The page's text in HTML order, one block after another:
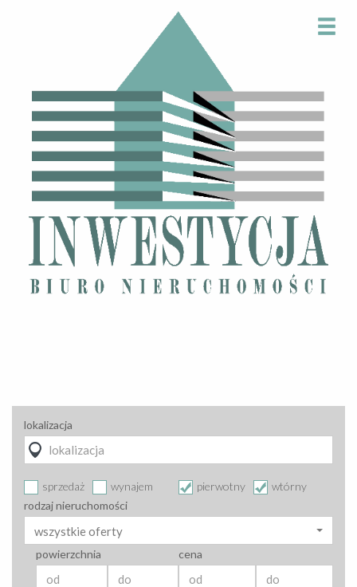
lokalizacja
sprzedaż wynajem pierwotny
wtórny
rodzaj nieruchomości
wszystkie oferty
powierzchnia cena